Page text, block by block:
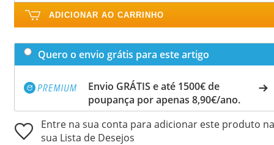
ADICIONAR AO CARRINHO
Quero o envio grátis para este artigo
Envio GRÁTIS e até 1500€ de
poupança por apenas 8,90€/ano.
Entre na sua conta para adicionar este produto na
sua Lista de Desejos